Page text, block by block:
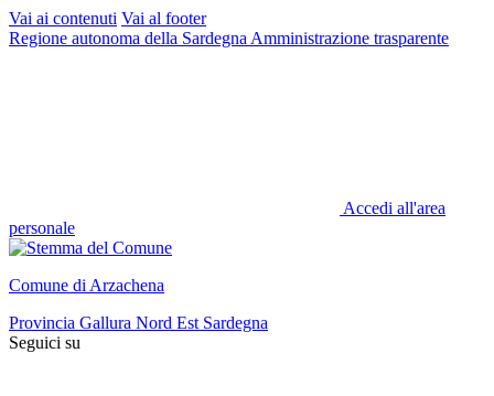
Vai ai contenuti Vai al footer
Regione autonoma della Sardegna Amministrazione trasparente
Accedi all'area
personale
Comune di Arzachena
Provincia Gallura Nord Est Sardegna
Seguici su